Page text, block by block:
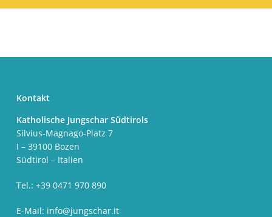
Kontakt
Katholische Jungschar Südtirols
Silvius-Magnago-Platz 7
I – 39100 Bozen
Südtirol – Italien
Tel.: +39 0471 970 890
E-Mail: info@jungschar.it